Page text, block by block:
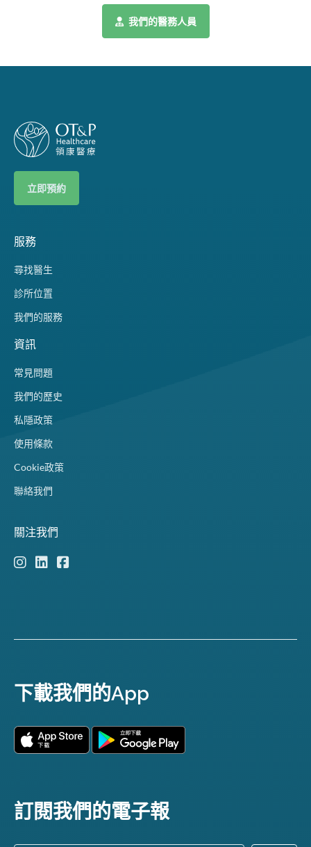
我們的醫務人員
立即預約
服務
尋找醫生
診所位置
我們的服務
資訊
常見問題
我們的歷史
私隱政策
使用條款
Cookie政策
聯絡我們
關注我們
下載我們的App
訂閱我們的電子報